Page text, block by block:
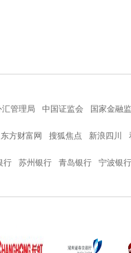
汇管理局 中国证监会 国家金融
东方财富网 搜狐焦点 新浪四川
行 苏州银行 青岛银行 宁波银行